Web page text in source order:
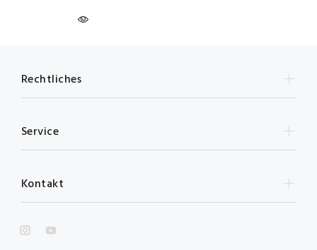
Rechtliches
Service
Kontakt